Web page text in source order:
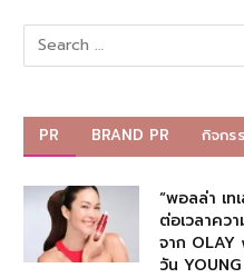
PR BRAND PR กิจกร
“พอลล่า เท
ต่อเวลาคว
จาก OLAY
วัน